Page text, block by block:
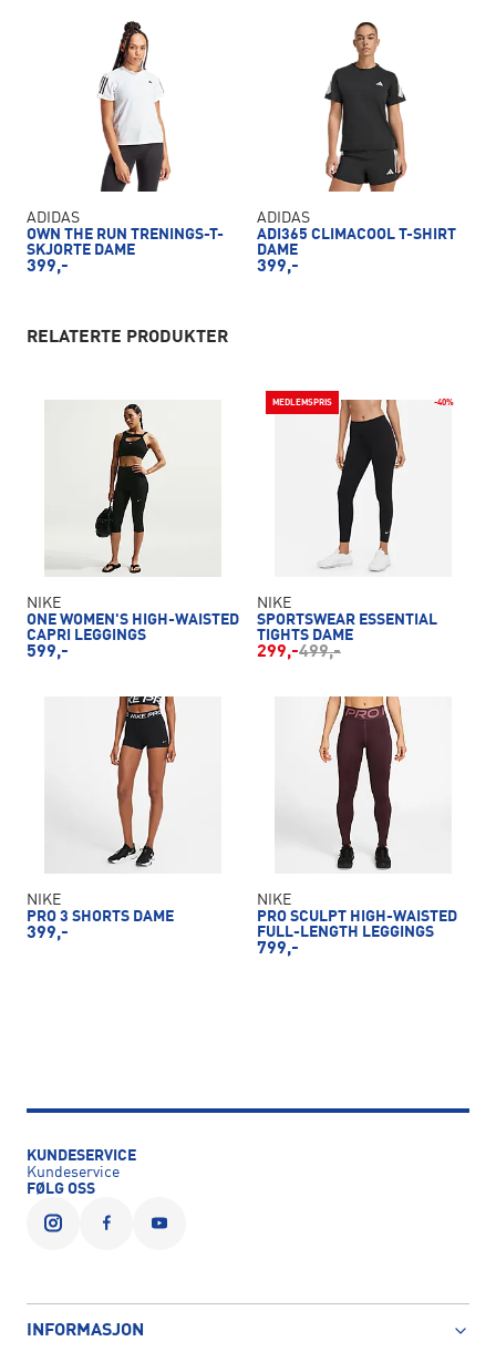
ADIDAS
OWN THE RUN TRENINGS-T-
SKJORTE DAME
399,-
ADIDAS
ADI365 CLIMACOOL T-SHIRT
DAME
399,-
RELATERTE PRODUKTER
NIKE
ONE WOMEN'S HIGH-WAISTED
CAPRI LEGGINGS
599,-
MEDLEMSPRIS -40%
NIKE
SPORTSWEAR ESSENTIAL
TIGHTS DAME
299,-499,-
NIKE
PRO 3 SHORTS DAME
399,-
NIKE
PRO SCULPT HIGH-WAISTED
FULL-LENGTH LEGGINGS
799,-
KUNDESERVICE
Kundeservice
FØLG OSS
INFORMASJON